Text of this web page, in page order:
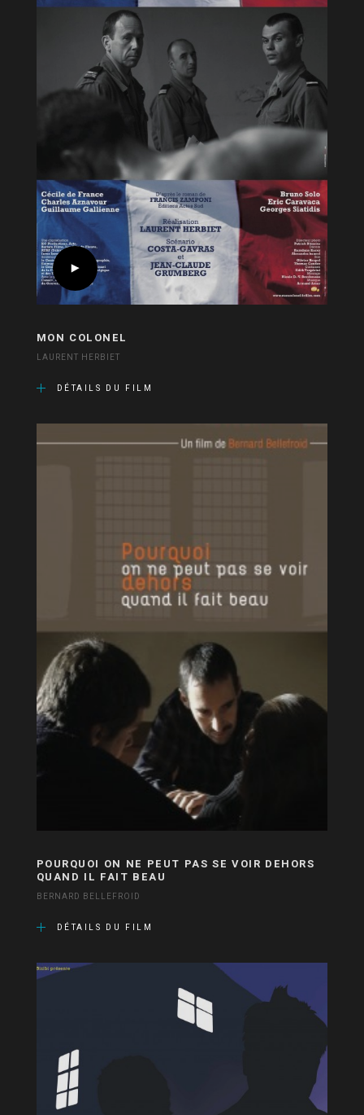
MON COLONEL
LAURENT HERBIET
DÉTAILS DU FILM
POURQUOI ON NE PEUT PAS SE VOIR DEHORS
QUAND IL FAIT BEAU
BERNARD BELLEFROID
DÉTAILS DU FILM